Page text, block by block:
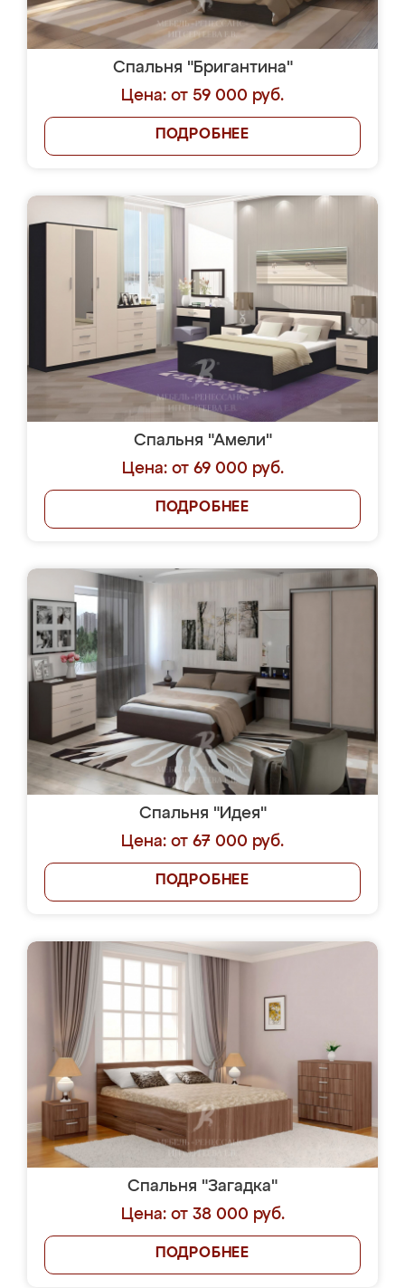
Спальня "Бригантина"
Цена: от 59 000 руб.
ПОДРОБНЕЕ
Спальня "Амели"
Цена: от 69 000 руб.
ПОДРОБНЕЕ
Спальня "Идея"
Цена: от 67 000 руб.
ПОДРОБНЕЕ
Спальня "Загадка"
Цена: от 38 000 руб.
ПОДРОБНЕЕ